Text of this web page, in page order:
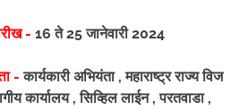
- 16 ते 25 जानेवारी 2024
- कार्यकारी अभियंता , महाराष्ट्र राज्य विज
कार्यालय , सिव्हिल लाईन , परतवाडा ,